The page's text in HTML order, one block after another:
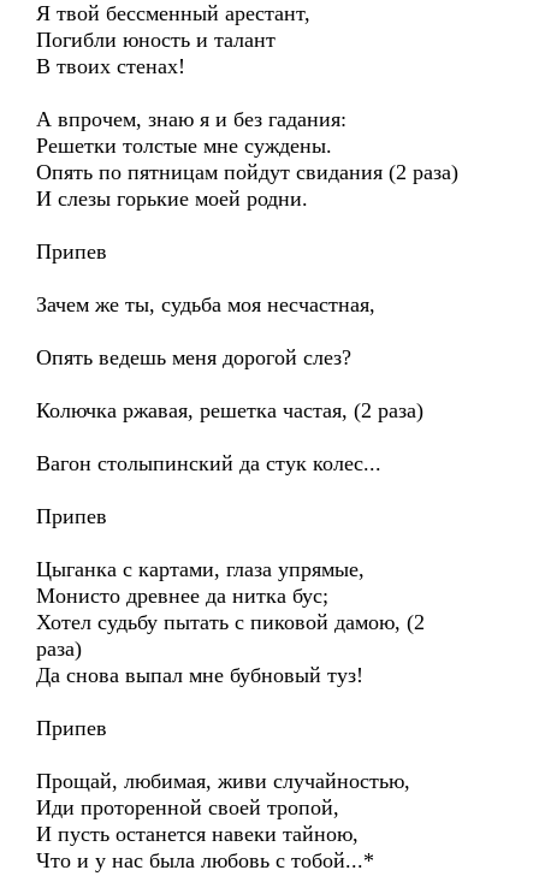
Я твой бессменный арестант,
Погибли юность и талант
В твоих стенах!
А впрочем, знаю я и без гадания:
Решетки толстые мне суждены.
Опять по пятницам пойдут свидания (2 раза)
И слезы горькие моей родни.
Припев
Зачем же ты, судьба моя несчастная,
Опять ведешь меня дорогой слез?
Колючка ржавая, решетка частая, (2 раза)
Вагон столыпинский да стук колес...
Припев
Цыганка с картами, глаза упрямые,
Монисто древнее да нитка бус;
Хотел судьбу пытать с пиковой дамою, (2
раза)
Да снова выпал мне бубновый туз!
Припев
Прощай, любимая, живи случайностью,
Иди проторенной своей тропой,
И пусть останется навеки тайною,
Что и у нас была любовь с тобой...*